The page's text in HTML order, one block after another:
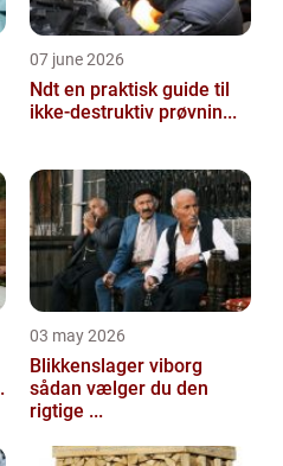
07 june 2026
Ndt en praktisk guide til
ikke-destruktiv prøvnin...
03 may 2026
Blikkenslager viborg
sådan vælger du den
rigtige ...